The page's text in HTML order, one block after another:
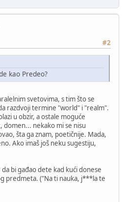
#2
kao Predeo?
svetovima, s tim što se
razdvoji termine "world" i "realm".
u obzir, a ostale moguće
nekako mi se nisu
šta ga znam, poetičnije. Mada,
Ako imaš još neku sugestiju,
bi gađao dete kad kući donese
predmeta. ("Na ti nauka, j***la te